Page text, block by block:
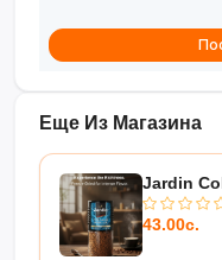
Еще Из Магазина
Jardin
43.00с.